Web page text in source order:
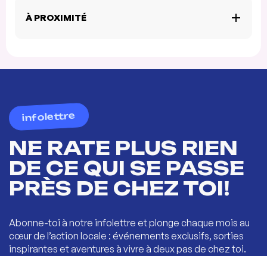
À PROXIMITÉ
infolettre
NE RATE PLUS RIEN
DE CE QUI SE PASSE
PRÈS DE CHEZ TOI!
Abonne-toi à notre infolettre et plonge chaque mois au
cœur de l’action locale : événements exclusifs, sorties
inspirantes et aventures à vivre à deux pas de chez toi.